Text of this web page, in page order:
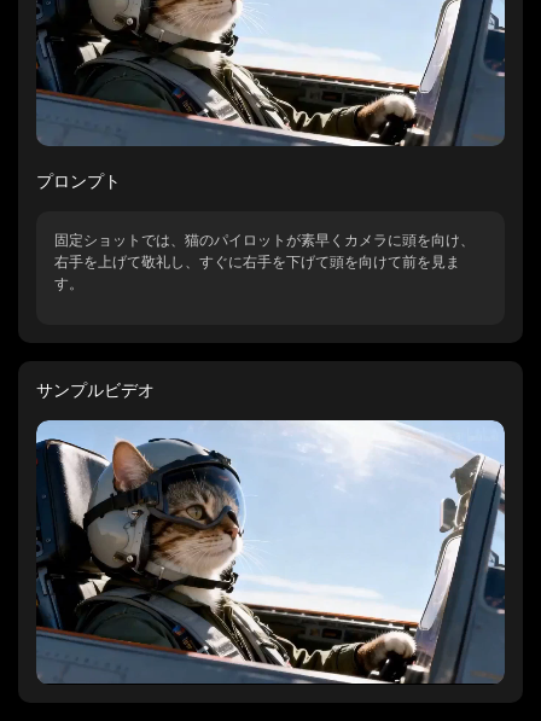
プロンプト
固定ショットでは、猫のパイロットが素早くカメラに頭を向け、
右手を上げて敬礼し、すぐに右手を下げて頭を向けて前を見ま
す。
サンプルビデオ